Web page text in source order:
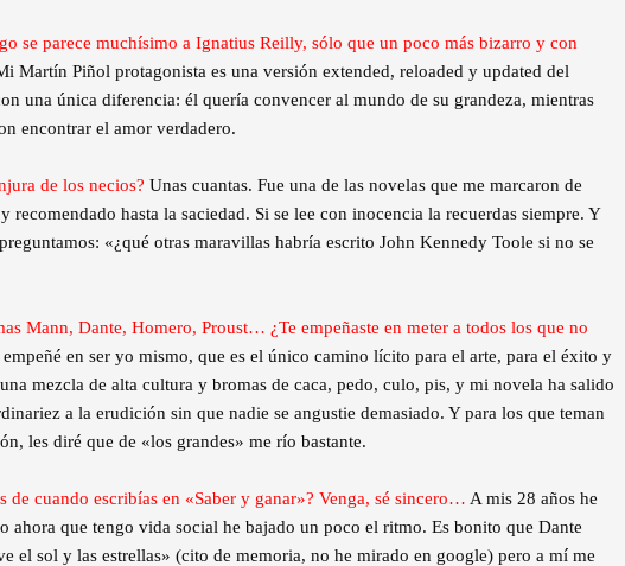
se parece muchísimo a Ignatius Reilly, sólo que un poco más bizarro y con
Martín Piñol protagonista es una versión extended, reloaded y updated del
una única diferencia: él quería convencer al mundo de su grandeza, mientras
encontrar el amor verdadero.
de los necios? Unas cuantas. Fue una de las novelas que me marcaron de
recomendado hasta la saciedad. Si se lee con inocencia la recuerdas siempre. Y
«¿qué otras maravillas habría escrito John Kennedy Toole si no se
Mann, Dante, Homero, Proust… ¿Te empeñaste en meter a todos los que no
en ser yo mismo, que es el único camino lícito para el arte, para el éxito y
mezcla de alta cultura y bromas de caca, pedo, culo, pis, y mi novela ha salido
a la erudición sin que nadie se angustie demasiado. Y para los que teman
les diré que de «los grandes» me río bastante.
de cuando escribías en «Saber y ganar»? Venga, sé sincero… A mis 28 años he
ahora que tengo vida social he bajado un poco el ritmo. Es bonito que Dante
el sol y las estrellas» (cito de memoria, no he mirado en google) pero a mí me